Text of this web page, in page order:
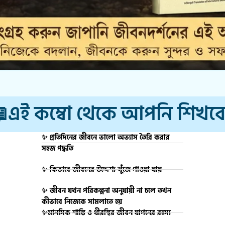
কম্বো থেকে আপনি
✨ প্রতিদিনের জীবনে ভালো অভ্যাস তৈরি করার
সহজ পদ্ধতি
✨ কিভাবে জীবনের উদ্দেশ্য খুঁজে পাওয়া যায়
✨ জীবন যখন পরিকল্পনা অনুযায়ী না চলে তখন
কীভাবে নিজেকে সামলাতে হয়
✨মানসিক শান্তি ও ধীরস্থির জীবন যাপনের রহস্য